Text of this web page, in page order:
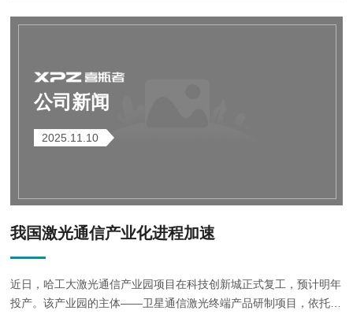
公司新闻
2025.11.10
我国激光通信产业化进程加速
近日，哈工大激光通信产业园项目在科技创新城正式复工，预计明年
投产。该产业园的主体——卫星通信激光终端产品研制项目，依托哈